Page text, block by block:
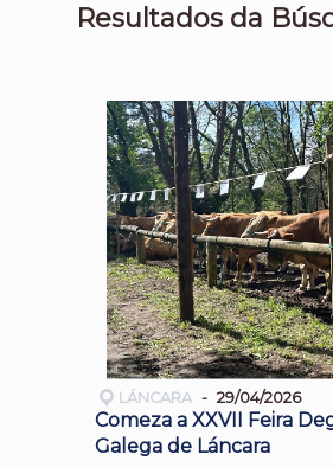
Resultados da
LÁNCARA 29/04/2026
Comeza a XXVII Feira
Galega de Láncara